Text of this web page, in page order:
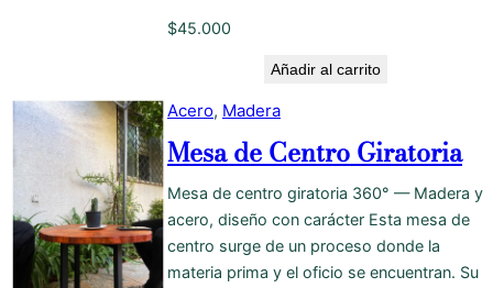
$45.000
Añadir al carrito
Acero, Madera
Mesa de Centro Giratoria
Mesa de centro giratoria 360° — Madera y
acero, diseño con carácter Esta mesa de
centro surge de un proceso donde la
materia prima y el oficio se encuentran. Su